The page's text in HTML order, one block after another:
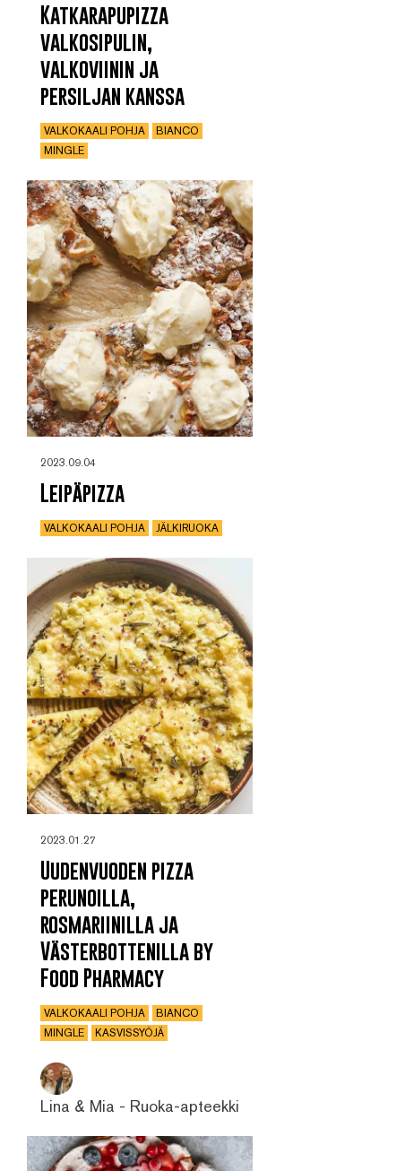
Katkarapupizza
valkosipulin,
valkoviinin ja
persiljan kanssa
VALKOKAALI POHJA
BIANCO
MINGLE
2023.09.04
Leipäpizza
VALKOKAALI POHJA JÄLKIRUOKA
2023.01.27
Uudenvuoden pizza
perunoilla,
rosmariinilla ja
Västerbottenilla by
Food Pharmacy
VALKOKAALI POHJA
BIANCO
MINGLE
KASVISSYÖJÄ
Lina & Mia - Ruoka-apteekki